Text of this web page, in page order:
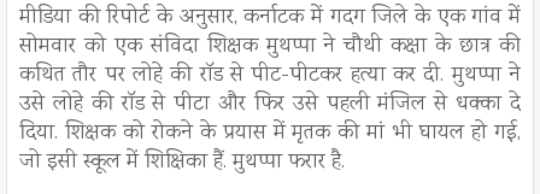
मीडिया की रिपोर्ट के अनुसार, कर्नाटक में गदग जिले के एक गांव में
सोमवार को एक संविदा शिक्षक मुथप्पा ने चौथी कक्षा के छात्र की
कथित तौर पर लोहे की रॉड से पीट-पीटकर हत्या कर दी. मुथप्पा ने
उसे लोहे की रॉड से पीटा और फिर उसे पहली मंजिल से धक्का दे
दिया. शिक्षक को रोकने के प्रयास में मृतक की मां भी घायल हो गई,
जो इसी स्कूल में शिक्षिका हैं. मुथप्पा फरार है.